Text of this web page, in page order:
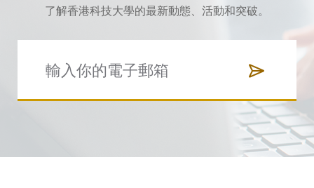
了解香港科技大學的最新動態、活動和突破。